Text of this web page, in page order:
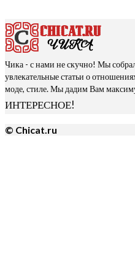
Чика - с нами не скучно! Мы
увлекательные статьи о
моде, стиле. Мы дадим Вам
ИНТЕРЕСНОЕ!
© Chicat.ru